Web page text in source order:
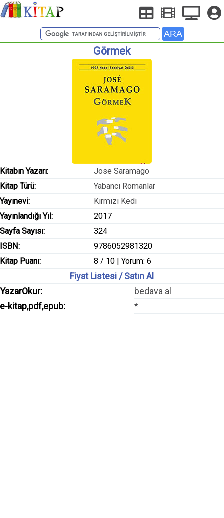
Görmek
Kitabın Yazarı:
Jose Saramago
Kitap Türü:
Yabancı Romanlar
Yayınevi:
Kırmızı Kedi
Yayınlandığı Yıl:
2017
Sayfa Sayısı:
324
ISBN:
9786052981320
Kitap Puanı:
8 / 10 | Yorum: 6
Fiyat Listesi / Satın Al
YazarOkur:
bedava al
e-kitap,pdf,epub:
*